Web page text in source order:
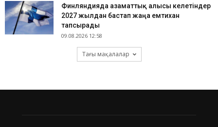
Финляндияда азаматтық алғысы келетіндер
2027 жылдан бастап жаңа емтихан
тапсырады
09.08.2026 12:58
Тағы мақалалар